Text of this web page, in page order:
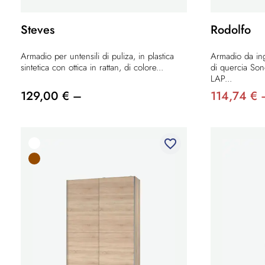
Steves
Armadio per untensili di puliza, in plastica
sintetica con ottica in rattan, di colore...
129,00 € –
Rodolfo
Armadio da
di quercia
LAP...
114,74 €
favorite_border